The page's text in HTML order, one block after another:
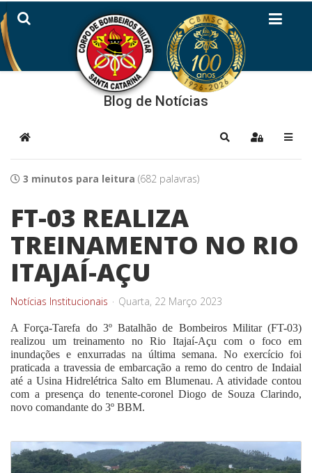
Blog de Notícias
Home PesquisarSign In
3 minutos para leitura (682 palavras)
FT-03 REALIZA
TREINAMENTO NO RIO
ITAJAÍ-AÇU
Notícias Institucionais Quarta, 22 Março 2023
A Força-Tarefa do 3º Batalhão de Bombeiros Militar (FT-03)
realizou um treinamento no Rio Itajaí-Açu com o foco em
inundações e enxurradas na última semana. No exercício foi
praticada a travessia de embarcação a remo do centro de Indaial
até a Usina Hidrelétrica Salto em Blumenau. A atividade contou
com a presença do tenente-coronel Diogo de Souza Clarindo,
novo comandante do 3º BBM.